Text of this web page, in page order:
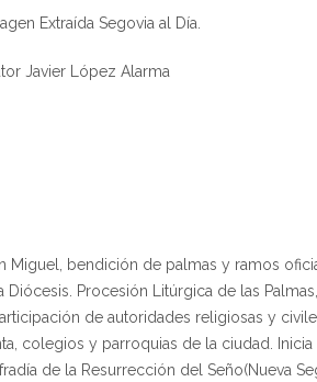
Extraída Segovia al Día.
Javier López Alarma
Miguel, bendición de palmas y ramos
Diócesis. Procesión Litúrgica de las
de autoridades religiosas y
colegios y parroquias de la ciudad.
de la Resurrección del Seño(Nueva